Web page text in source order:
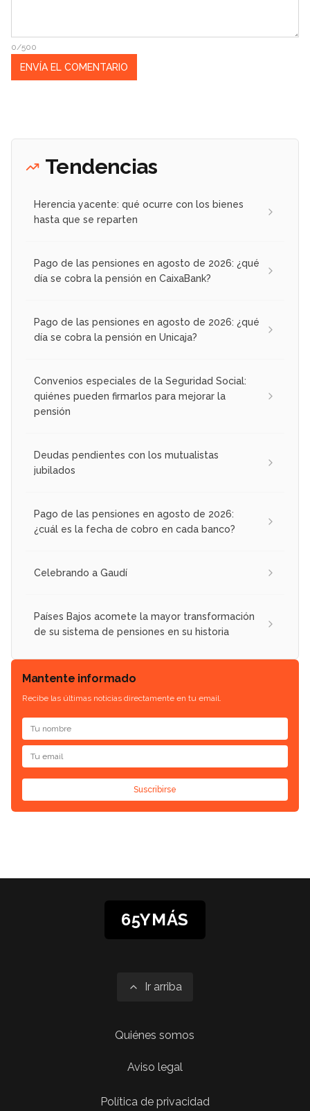
0/500
Tendencias
Herencia yacente: qué ocurre con los bienes
hasta que se reparten
Pago de las pensiones en agosto de 2026: ¿qué
día se cobra la pensión en CaixaBank?
Pago de las pensiones en agosto de 2026: ¿qué
día se cobra la pensión en Unicaja?
Convenios especiales de la Seguridad Social:
quiénes pueden firmarlos para mejorar la
pensión
Deudas pendientes con los mutualistas
jubilados
Pago de las pensiones en agosto de 2026:
¿cuál es la fecha de cobro en cada banco?
Celebrando a Gaudí
Países Bajos acomete la mayor transformación
de su sistema de pensiones en su historia
Mantente informado
Recibe las últimas noticias directamente en tu email.
Suscribirse
65YMÁS
Ir arriba
Quiénes somos
Aviso legal
Política de privacidad